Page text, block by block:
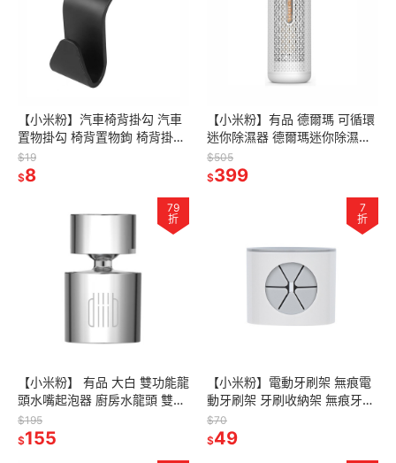
【小米粉】汽車椅背掛勾 汽車
置物掛勾 椅背置物鉤 椅背掛勾
後座掛勾 掛鉤 車用掛勾 汽車掛
鉤 掛勾 椅背掛鉤 掛鉤
$19
$8
【小米粉】有品 德爾瑪 可循環
迷你除濕器 德爾瑪迷你除濕器
小型迷你除濕盒 除濕器 防潮 抽
濕 去濕
$505
$399
79
折
【小米粉】 有品 大白 雙功能龍
頭水嘴起泡器 廚房水龍頭 雙功
能起泡器 雙水花模式 17項專利
防濺水 過濾嘴
$195
$155
7
折
【小米粉】電動牙刷架 無痕電
動牙刷架 牙刷收納架 無痕牙刷
架 電動牙刷座 固定架 牙刷座
牙刷架 牙刷筒
$70
$49